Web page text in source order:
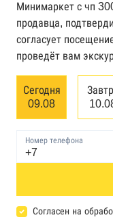
Картотека
арбитражного
банкротстве
Единый
банкротстве
Реестр
База
Минимаркет с чп
продавца,
согласует
проведёт вам
Сегодня
09.08
Номер телефона
Согласен на